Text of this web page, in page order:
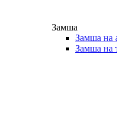
Замша
Замша на
Замша на